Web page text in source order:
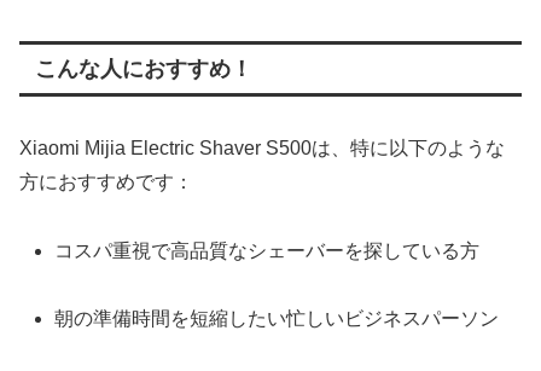
こんな人におすすめ！
Xiaomi Mijia Electric Shaver S500は、特に以下のような
方におすすめです：
コスパ重視で高品質なシェーバーを探している方
朝の準備時間を短縮したい忙しいビジネスパーソン